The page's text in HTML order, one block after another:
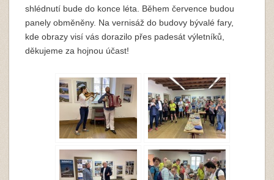
shlédnutí bude do konce léta. Během července budou
panely obměněny. Na vernisáž do budovy bývalé fary,
kde obrazy visí vás dorazilo přes padesát výletníků,
děkujeme za hojnou účast!